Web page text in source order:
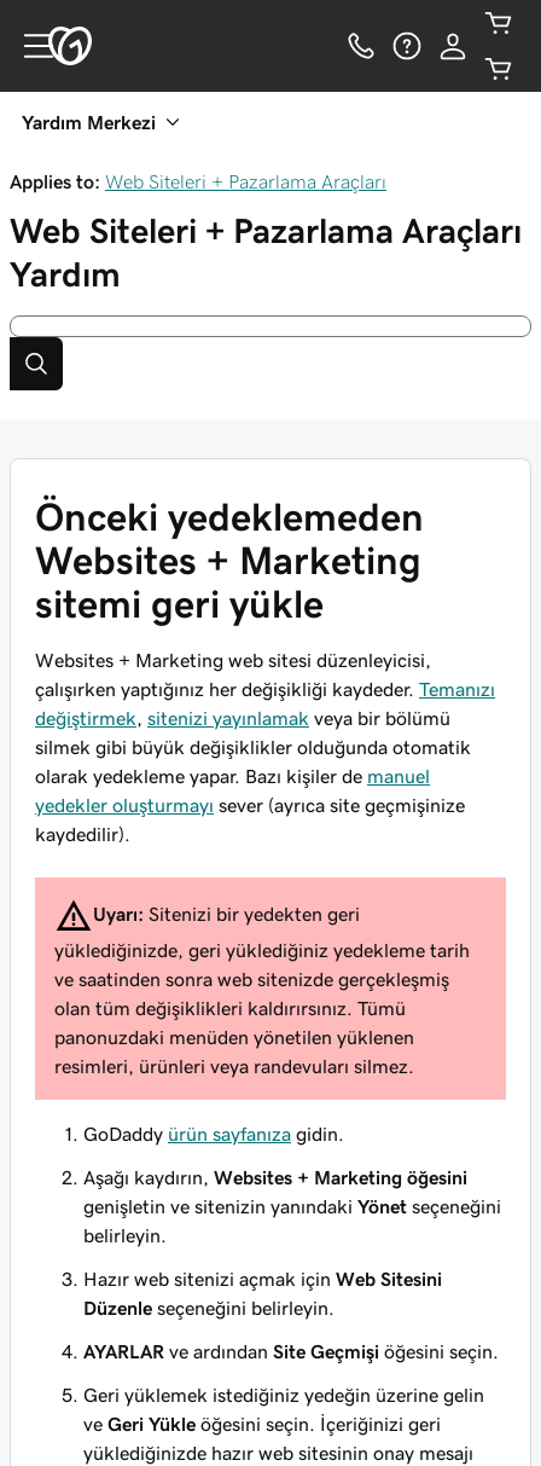
Yardım Merkezi
Applies to: Web Siteleri + Pazarlama Araçları
Web Siteleri + Pazarlama Araçları
Yardım
Önceki yedeklemeden
Websites + Marketing
sitemi geri yükle
Websites + Marketing web sitesi düzenleyicisi,
çalışırken yaptığınız her değişikliği kaydeder. Temanızı
değiştirmek
sitenizi yayınlamak veya bir bölümü
silmek gibi büyük değişiklikler olduğunda otomatik
olarak yedekleme yapar. Bazı kişiler de manuel
yedekler oluşturmayı sever (ayrıca site geçmişinize
kaydedilir).
Uyarı: Sitenizi bir yedekten geri
yüklediğinizde, geri yüklediğiniz yedekleme tarih
ve saatinden sonra web sitenizde gerçekleşmiş
olan tüm değişiklikleri kaldırırsınız. Tümü
panonuzdaki menüden yönetilen yüklenen
resimleri, ürünleri veya randevuları silmez.
GoDaddy ürün sayfanıza gidin.
Aşağı kaydırın, Websites + Marketing öğesini
genişletin ve sitenizin yanındaki Yönet seçeneğini
belirleyin.
Hazır web sitenizi açmak için Web Sitesini
Düzenle seçeneğini belirleyin.
AYARLAR ve ardından Site Geçmişi öğesini seçin.
Geri yüklemek istediğiniz yedeğin üzerine gelin
ve Geri Yükle öğesini seçin. İçeriğinizi geri
yüklediğinizde hazır web sitesinin onay mesajı